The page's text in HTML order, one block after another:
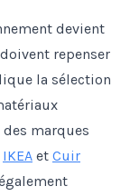
devient
repenser
la sélection
marques
IKEA et Cuir